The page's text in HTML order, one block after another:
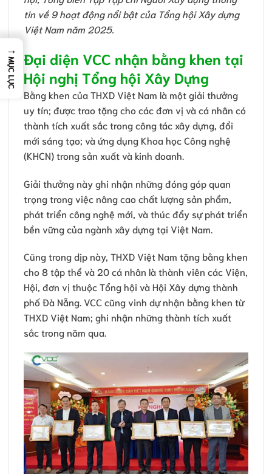
tin về 9 hoạt động nổi bật của Tổng hội Xây dựng
Việt Nam năm 2025.
Đại diện VCC nhận bằng khen tại
Hội nghị Tổng hội Xây Dựng
Bằng khen của THXD Việt Nam là một giải thưởng
uy tín; được trao tặng cho các đơn vị và cá nhân có
thành tích xuất sắc trong công tác xây dựng, đổi
mới sáng tạo; và ứng dụng Khoa học Công nghệ
(KHCN) trong sản xuất và kinh doanh.
Giải thưởng này ghi nhận những đóng góp quan
trọng trong việc nâng cao chất lượng sản phẩm,
phát triển công nghệ mới, và thúc đẩy sự phát triển
bền vững của ngành xây dựng tại Việt Nam.
Cũng trong dịp này, THXD Việt Nam tặng bằng khen
cho 8 tập thể và 20 cá nhân là thành viên các Viện,
Hội, đơn vị thuộc Tổng hội và Hội Xây dựng thành
phố Đà Nẵng. VCC cũng vinh dự nhận bằng khen từ
THXD Việt Nam; ghi nhận những thành tích xuất
sắc trong năm qua.
→
MỤC LỤC